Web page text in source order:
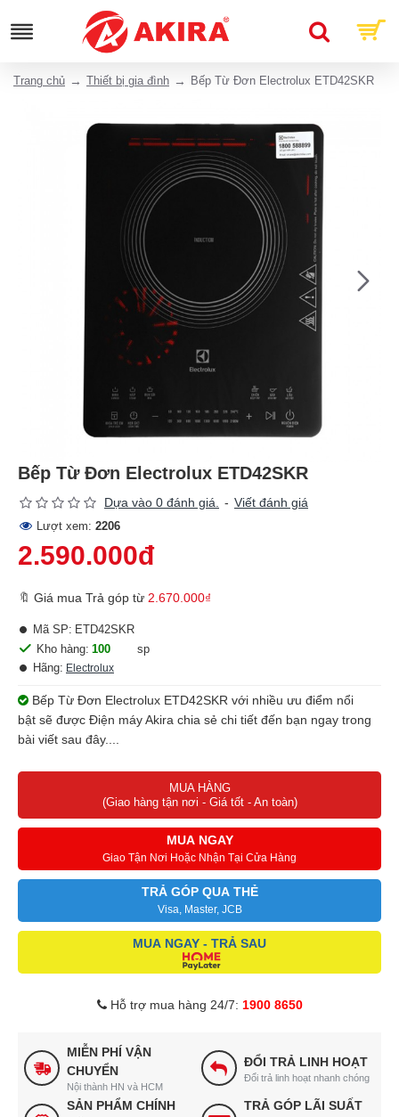
Trang chủ Thiết bị gia đình Bếp Từ Đơn Electrolux ETD42SKR
Bếp Từ Đơn Electrolux ETD42SKR
Dựa vào 0 đánh giá. - Viết đánh giá
Lượt xem: 2206
2.590.000đ
🔖 Giá mua Trả góp từ 2.670.000₫
Kho hàng: 100
sp
Hãng: Electrolux
Mã SP: ETD42SKR
Bếp Từ Đơn Electrolux ETD42SKR với nhiều ưu điểm nổi
bật sẽ được Điện máy Akira chia sẻ chi tiết đến bạn ngay trong
bài viết sau đây....
MUA HÀNG
(Giao hàng tận nơi - Giá tốt - An toàn)
MUA NGAY
Giao Tận Nơi Hoặc Nhận Tại Cửa Hàng
TRẢ GÓP QUA THẺ
Visa, Master, JCB
MUA NGAY - TRẢ SAU
Hỗ trợ mua hàng 24/7: 1900 8650
MIỄN PHÍ VẬN
CHUYỂN
Nội thành HN và HCM
ĐỔI TRẢ LINH HOẠT
Đổi trả linh hoạt nhanh chóng
SẢN PHẨM CHÍNH
TRẢ GÓP LÃI SUẤT